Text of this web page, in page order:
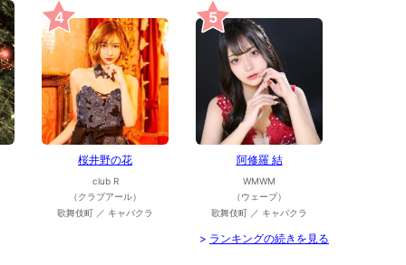
4
桜井野の花
club R
（クラブアール）
歌舞伎町 ／ キャバクラ
5
阿修羅 結
WMWM
（ウェーブ）
歌舞伎町 ／ キャバクラ
> ランキングの続きを見る